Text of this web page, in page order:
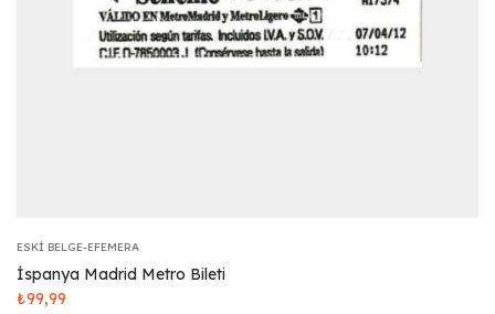
ESKI BELGE-EFEMERA
İspanya Madrid Metro Bileti
₺99,99